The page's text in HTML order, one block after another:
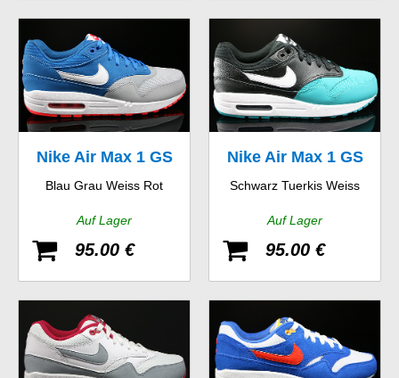
Nike Air Max 1 GS
Blau Grau Weiss Rot
Auf Lager
95.00 €
Nike Air Max 1 GS
Schwarz Tuerkis Weiss
Auf Lager
95.00 €